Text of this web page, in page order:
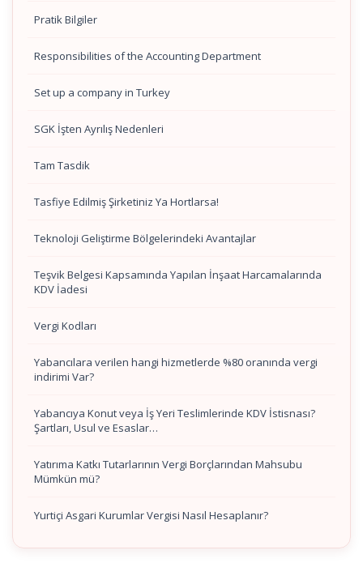
Pratik Bilgiler
Responsibilities of the Accounting Department
Set up a company in Turkey
SGK İşten Ayrılış Nedenleri
Tam Tasdik
Tasfiye Edilmiş Şirketiniz Ya Hortlarsa!
Teknoloji Geliştirme Bölgelerindeki Avantajlar
Teşvik Belgesi Kapsamında Yapılan İnşaat Harcamalarında
KDV İadesi
Vergi Kodları
Yabancılara verilen hangi hizmetlerde %80 oranında vergi
indirimi Var?
Yabancıya Konut veya İş Yeri Teslimlerinde KDV İstisnası?
Şartları, Usul ve Esaslar…
Yatırıma Katkı Tutarlarının Vergi Borçlarından Mahsubu
Mümkün mü?
Yurtiçi Asgari Kurumlar Vergisi Nasıl Hesaplanır?